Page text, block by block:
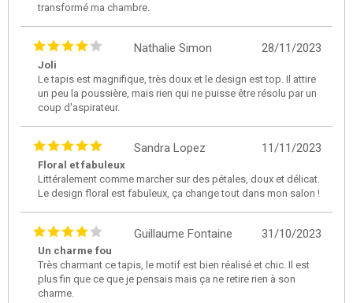
transformé ma chambre.
28/11/2023
Nathalie Simon
Joli
Le tapis est magnifique, très doux et le design est top. Il attire
un peu la poussière, mais rien qui ne puisse être résolu par un
coup d'aspirateur.
11/11/2023
Sandra Lopez
Floral et fabuleux
Littéralement comme marcher sur des pétales, doux et délicat.
Le design floral est fabuleux, ça change tout dans mon salon !
31/10/2023
Guillaume Fontaine
Un charme fou
Très charmant ce tapis, le motif est bien réalisé et chic. Il est
plus fin que ce que je pensais mais ça ne retire rien à son
charme.